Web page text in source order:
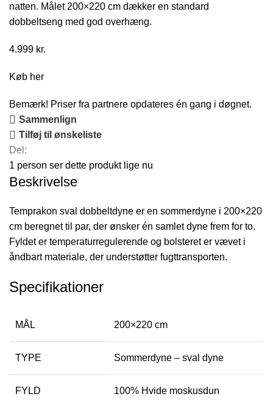
natten. Målet 200×220 cm dækker en standard
dobbeltseng med god overhæng.
4.999 kr.
Køb her
Bemærk! Priser fra partnere opdateres én gang i døgnet.
Sammenlign
Tilføj til ønskeliste
Del:
1 person ser dette produkt lige nu
Beskrivelse
Temprakon sval dobbeltdyne er en sommerdyne i 200×220
cm beregnet til par, der ønsker én samlet dyne frem for to.
Fyldet er temperaturregulerende og bolsteret er vævet i
åndbart materiale, der understøtter fugttransporten.
Specifikationer
MÅL 200×220 cm
TYPE Sommerdyne – sval dyne
FYLD 100% Hvide moskusdun